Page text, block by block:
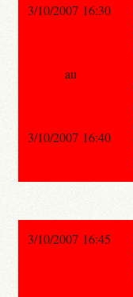
3/10/2007 16:30
au
3/10/2007 16:40
3/10/2007 16:45